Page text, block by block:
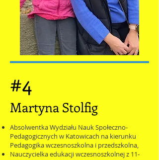
#4
Martyna Stolfig
Absolwentka Wydziału Nauk Społeczno-
Pedagogicznych w Katowicach na kierunku
Pedagogika wczesnoszkolna i przedszkolna,
Nauczycielka edukacji wczesnoszkolnej z 11-